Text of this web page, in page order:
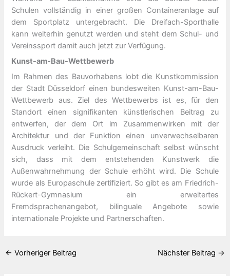
Schulen vollständig in einer großen Containeranlage auf
dem Sportplatz untergebracht. Die Dreifach-Sporthalle
kann weiterhin genutzt werden und steht dem Schul- und
Vereinssport damit auch jetzt zur Verfügung.
Kunst-am-Bau-Wettbewerb
Im Rahmen des Bauvorhabens lobt die Kunstkommission
der Stadt Düsseldorf einen bundesweiten Kunst-am-Bau-
Wettbewerb aus. Ziel des Wettbewerbs ist es, für den
Standort einen signifikanten künstlerischen Beitrag zu
entwerfen, der dem Ort im Zusammenwirken mit der
Architektur und der Funktion einen unverwechselbaren
Ausdruck verleiht. Die Schulgemeinschaft selbst wünscht
sich, dass mit dem entstehenden Kunstwerk die
Außenwahrnehmung der Schule erhöht wird. Die Schule
wurde als Europaschule zertifiziert. So gibt es am Friedrich-
Rückert-Gymnasium ein erweitertes
Fremdsprachenangebot, bilinguale Angebote sowie
internationale Projekte und Partnerschaften.
← Vorheriger Beitrag Nächster Beitrag →